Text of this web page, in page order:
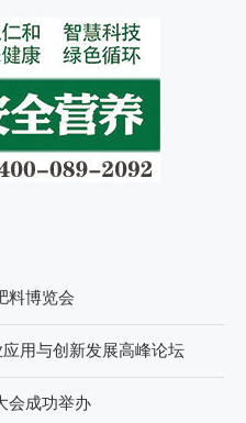
料博览会
用与创新发展高峰论坛
会成功举办